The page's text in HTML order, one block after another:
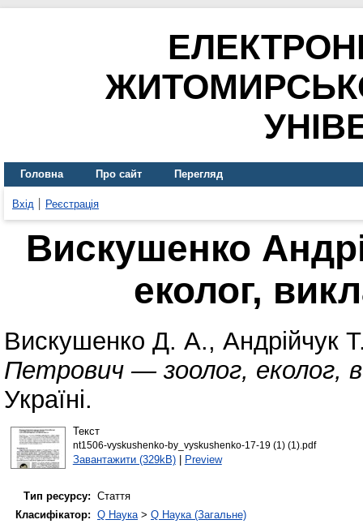
Головна Про сайт Перегляд
Вхід Реєстрація
Вискушенко
еколог,
Вискушенко Д. А., Андрійчук
Петрович — зоолог, еколог,
Україні.
Текст
nt1506-vyskushenko-by_vyskushenko-17-19 (1) (1).pdf
Завантажити (329kB)| Preview
Тип ресурсу: Стаття
Класифікатор: Q Наука> Q Наука (Загальне)